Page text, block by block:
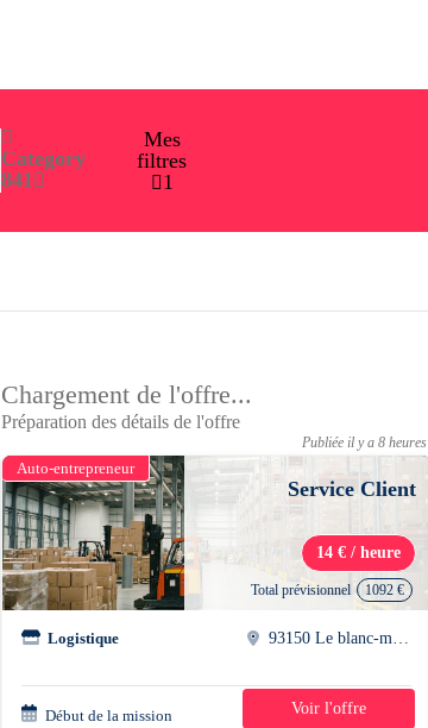
Category
841
Mes
filtres
1
Chargement de l'offre...
Préparation des détails de l'offre
Publiée il y a 8 heures
Auto-entrepreneur
Service Client
14 € / heure
Total prévisionnel 1092 €
Logistique
Début de la mission
2 semaines
Voir l'offre